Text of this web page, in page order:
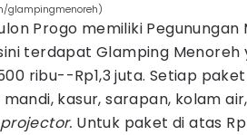
glampingmenoreh)
Progo memiliki Pegunungan
terdapat Glamping Menoreh
ribu--Rp1,3 juta. Setiap
kasur, sarapan, kolam
Untuk paket di atas